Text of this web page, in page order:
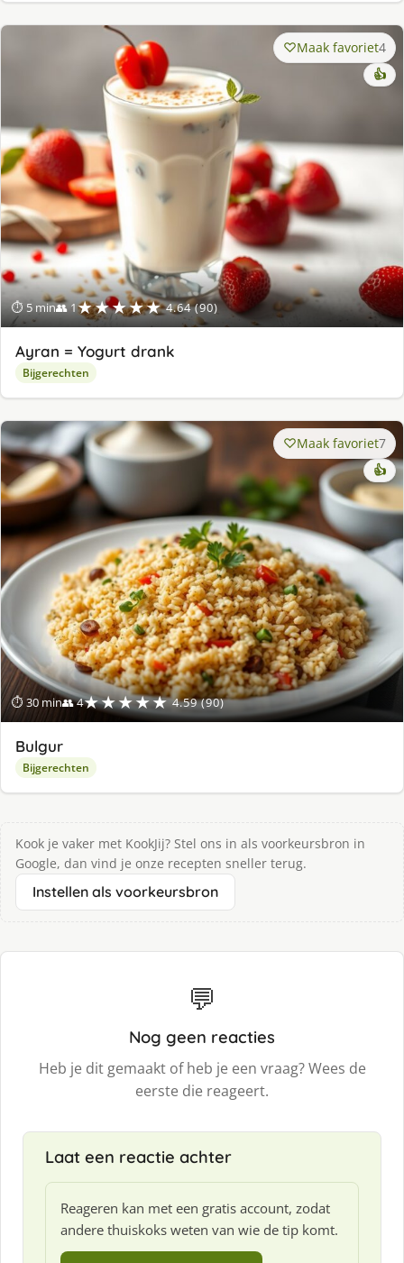
⏱ 5 min👥 1★★★★★ 4.64 (90)
Maak favoriet4
👍
Ayran = Yogurt drank
Bijgerechten
⏱ 30 min👥 4★★★★★ 4.59 (90)
Maak favoriet7
👍
Bulgur
Bijgerechten
Kook je vaker met KookJij? Stel ons in als voorkeursbron in
Google, dan vind je onze recepten sneller terug.
Instellen als voorkeursbron
💬
Nog geen reacties
Heb je dit gemaakt of heb je een vraag? Wees de
eerste die reageert.
Laat een reactie achter
Reageren kan met een gratis account, zodat
andere thuiskoks weten van wie de tip komt.